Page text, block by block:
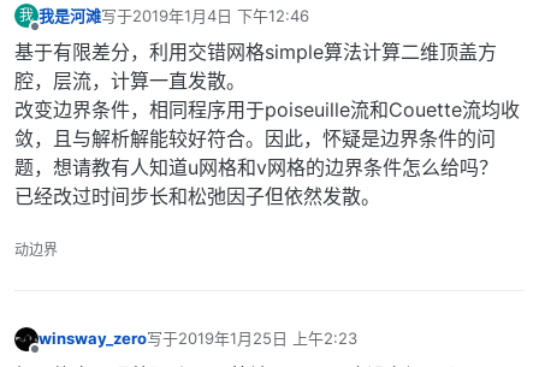
我
离线
我是河滩写于2019年1月4日 下午12:46
最后由 编辑
基于有限差分，利用交错网格simple算法计算二维顶盖方
腔，层流，计算一直发散。
改变边界条件，相同程序用于poiseuille流和Couette流均收
敛，且与解析解能较好符合。因此，怀疑是边界条件的问
题，想请教有人知道u网格和v网格的边界条件怎么给吗？
已经改过时间步长和松弛因子但依然发散。
动边界
winsway_zero写于2019年1月25日 上午2:23
最后由 编辑